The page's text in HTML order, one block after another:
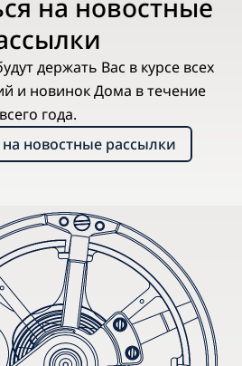
на новостные
держать Вас в курсе всех
и новинок Дома в течение
всего года.
новостные рассылки